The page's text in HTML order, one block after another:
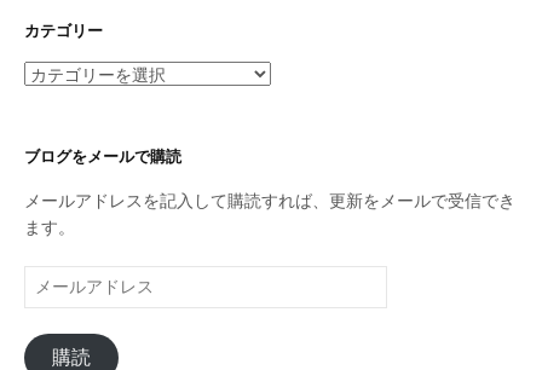
イ
カテゴリー
カ
リ
ブログをメールで購読
メールアドレスを記入して購読すれば、更新をメールで受信でき
ます。
ー
ル
ア
購読